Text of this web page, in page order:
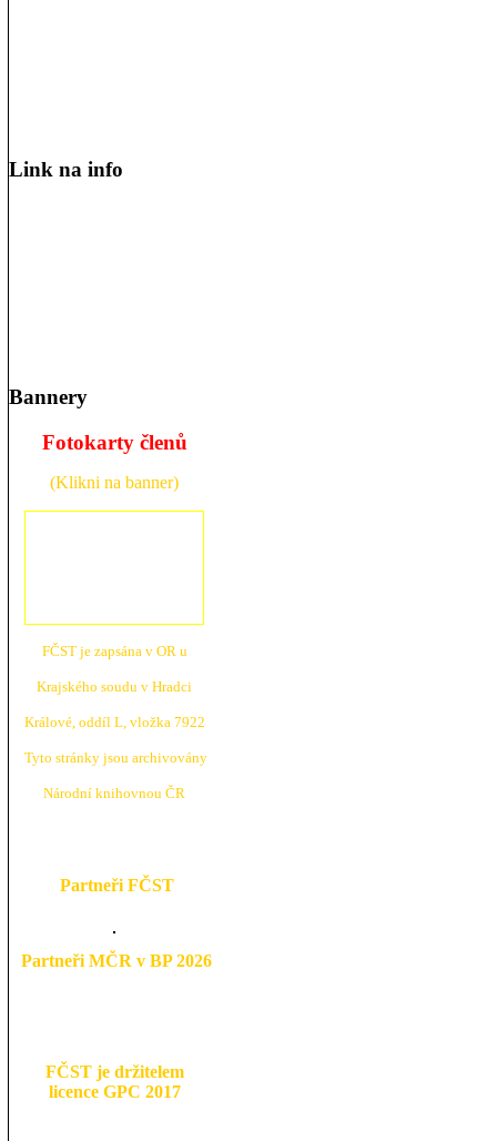
Link na info
Bannery
Fotokarty členů
(Klikni na banner)
FČST je zapsána v OR u
Krajského soudu v Hradci
Králové, oddíl L, vložka 7922
Tyto stránky jsou archivovány
Národní knihovnou ČR
Partneři FČST
Partneři MČR v BP 2026
FČST je držitelem
licence GPC 2017